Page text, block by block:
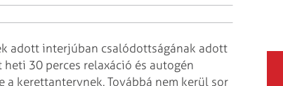
adott interjúban csalódottságának adott
30 perces relaxáció és autogén
kerettantervnek. Továbbá nem kerül sor